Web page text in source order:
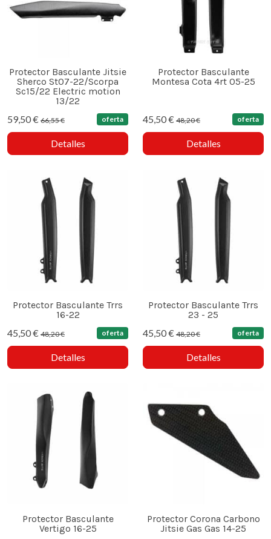
Protector Basculante Jitsie
Sherco St07-22/Scorpa
Sc15/22 Electric motion
13/22
59,50 € 66,55 € oferta
Detalles
Protector Basculante
Montesa Cota 4rt 05-25
45,50 € 48,20 € oferta
Detalles
Protector Basculante Trrs
16-22
45,50 € 48,20 € oferta
Detalles
Protector Basculante Trrs
23 - 25
45,50 € 48,20 € oferta
Detalles
Protector Basculante
Vertigo 16-25
Protector Corona Carbono
Jitsie Gas Gas 14-25